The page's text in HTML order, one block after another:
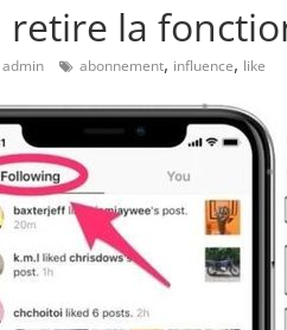
retire la
admin abonnement, influence, like